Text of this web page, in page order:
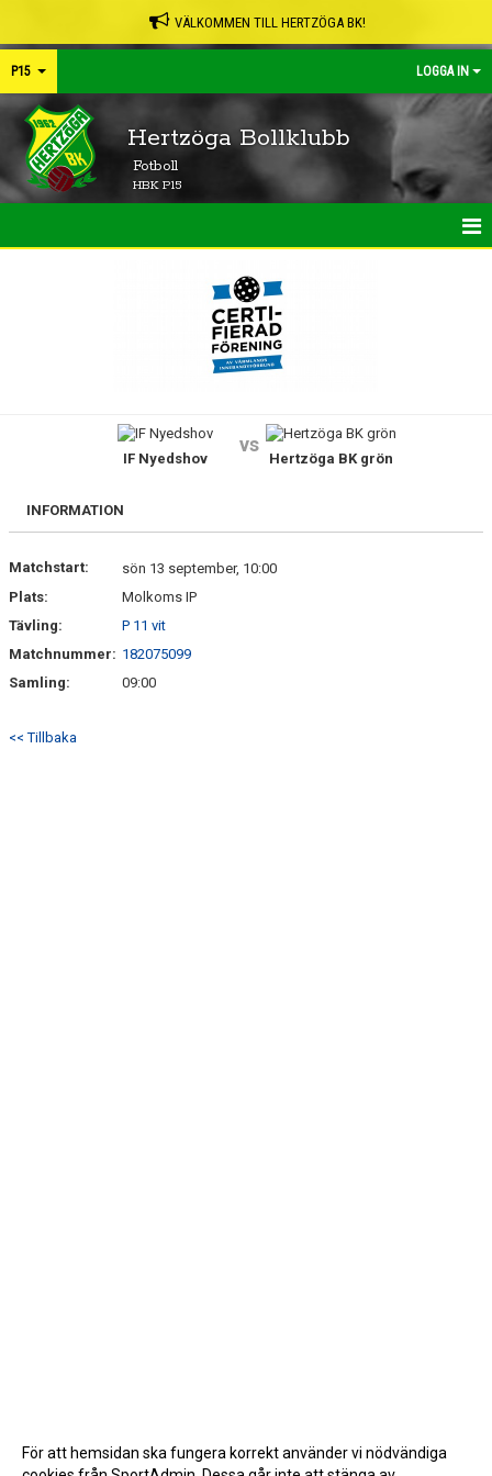
VÄLKOMMEN TILL HERTZÖGA BK!
P15 LOGGA IN
Hertzöga Bollklubb
Fotboll
HBK P15
BILDGALLERI
KONTAKT
IF Nyedshov
vs
Hertzöga BK grön
INFORMATION
Matchstart:
sön 13 september, 10:00
Plats:
Molkoms IP
Tävling:
P 11 vit
Matchnummer: 182075099
Samling:
09:00
<< Tillbaka
För att hemsidan ska fungera korrekt använder vi nödvändiga